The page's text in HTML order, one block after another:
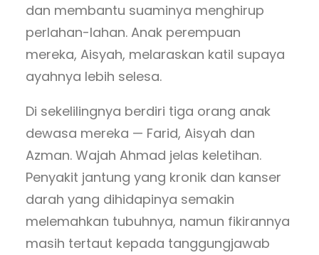
dan membantu suaminya menghirup
perlahan-lahan. Anak perempuan
mereka, Aisyah, melaraskan katil supaya
ayahnya lebih selesa.
Di sekelilingnya berdiri tiga orang anak
dewasa mereka — Farid, Aisyah dan
Azman. Wajah Ahmad jelas keletihan.
Penyakit jantung yang kronik dan kanser
darah yang dihidapinya semakin
melemahkan tubuhnya, namun fikirannya
masih tertaut kepada tanggungjawab